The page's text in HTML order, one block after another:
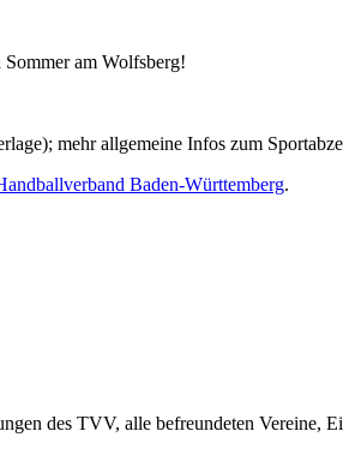
Sommer am Wolfsberg!
mehr allgemeine Infos zum
Baden-Württemberg.
des TVV, alle befreundeten Vereine,